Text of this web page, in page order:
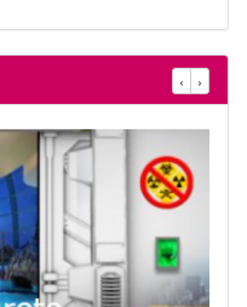
‹ ›